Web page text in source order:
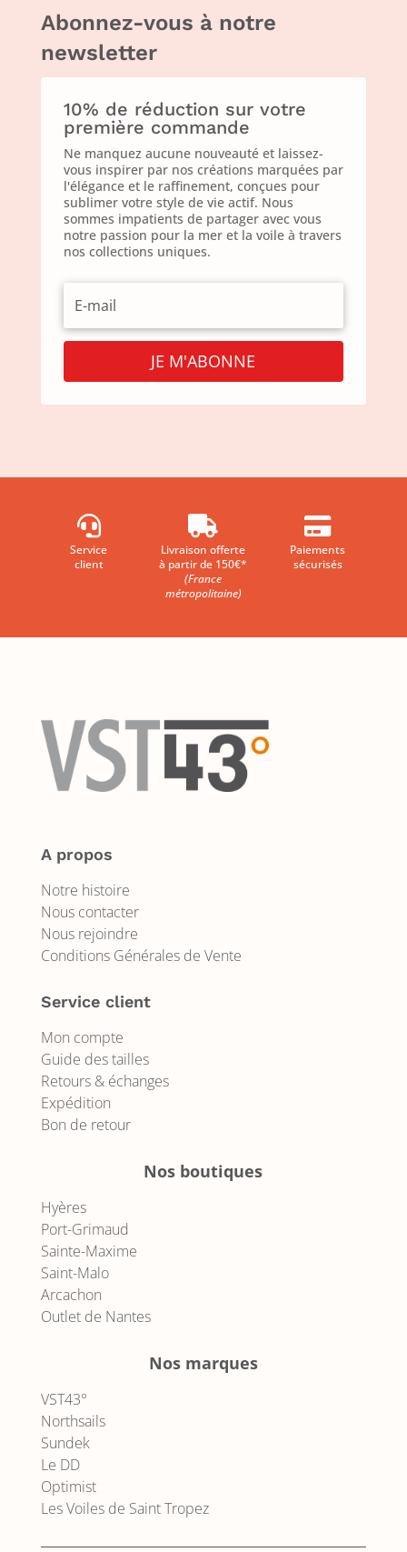
Abonnez-vous à notre
newsletter
10% de réduction sur votre
première commande
Ne manquez aucune nouveauté et laissez-
vous inspirer par nos créations marquées par
l'élégance et le raffinement, conçues pour
sublimer votre style de vie actif. Nous
sommes impatients de partager avec vous
notre passion pour la mer et la voile à travers
nos collections uniques.
JE M'ABONNE

Service
client

Livraison offerte
à partir de 150€*
(France
métropolitaine)

Paiements
sécurisés
A propos
Notre histoire
Nous contacter
Nous rejoindre
Conditions Générales de Vente
Service client
Mon compte
Guide des tailles
Retours & échanges
Expédition
Bon de retour
Nos boutiques
Hyères
Port-Grimaud
Sainte-Maxime
Saint-Malo
Arcachon
Outlet de Nantes
Nos marques
VST43°
Northsails
Sundek
Le DD
Optimist
Les Voiles de Saint Tropez